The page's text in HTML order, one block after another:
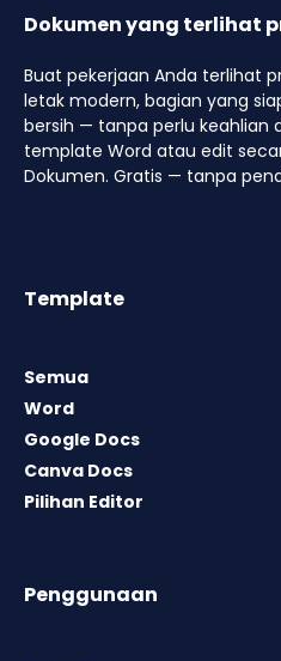
Dokumen yang terlihat
Buat pekerjaan Anda terlihat
letak modern, bagian yang
bersih — tanpa perlu keahlian
template Word atau edit
Dokumen. Gratis — tanpa
Template
Semua
Word
Google Docs
Canva Docs
Pilihan Editor
Penggunaan